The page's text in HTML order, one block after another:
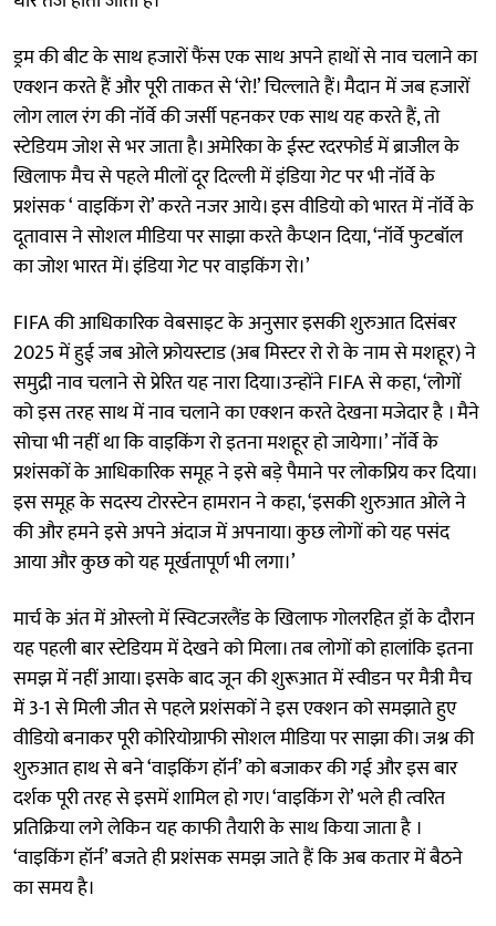
ड्रम की बीट के साथ हजारों फैंस एक साथ अपने हाथों से नाव चलाने का
एक्शन करते हैं और पूरी ताकत से ‘रो!’ चिल्लाते हैं। मैदान में जब हजारों
लोग लाल रंग की नॉर्वे की जर्सी पहनकर एक साथ यह करते हैं, तो
स्टेडियम जोश से भर जाता है। अमेरिका के ईस्ट रदरफोर्ड में ब्राजील के
खिलाफ मैच से पहले मीलों दूर दिल्ली में इंडिया गेट पर भी नॉर्वे के
प्रशंसक ‘ वाइकिंग रो’ करते नजर आये। इस वीडियो को भारत में नॉर्वे के
दूतावास ने सोशल मीडिया पर साझा करते कैप्शन दिया, ‘नॉर्वे फुटबॉल
का जोश भारत में। इंडिया गेट पर वाइकिंग रो।’
FIFA की आधिकारिक वेबसाइट के अनुसार इसकी शुरुआत दिसंबर
2025 में हुई जब ओले फ्रोयस्टाड (अब मिस्टर रो रो के नाम से मशहूर) ने
समुद्री नाव चलाने से प्रेरित यह नारा दिया।उन्होंने FIFA से कहा, ‘लोगों
को इस तरह साथ में नाव चलाने का एक्शन करते देखना मजेदार है । मैने
सोचा भी नहीं था कि वाइकिंग रो इतना मशहूर हो जायेगा।’ नॉर्वे के
प्रशंसकों के आधिकारिक समूह ने इसे बड़े पैमाने पर लोकप्रिय कर दिया।
इस समूह के सदस्य टोरस्टेन हामरान ने कहा, ‘इसकी शुरुआत ओले ने
की और हमने इसे अपने अंदाज में अपनाया। कुछ लोगों को यह पसंद
आया और कुछ को यह मूर्खतापूर्ण भी लगा।’
मार्च के अंत में ओस्लो में स्विटजरलैंड के खिलाफ गोलरहित ड्रॉ के दौरान
यह पहली बार स्टेडियम में देखने को मिला। तब लोगों को हालांकि इतना
समझ में नहीं आया। इसके बाद जून की शुरूआत में स्वीडन पर मैत्री मैच
में 3-1 से मिली जीत से पहले प्रशंसकों ने इस एक्शन को समझाते हुए
वीडियो बनाकर पूरी कोरियोग्राफी सोशल मीडिया पर साझा की। जश्न की
शुरुआत हाथ से बने ‘वाइकिंग हॉर्न’ को बजाकर की गई और इस बार
दर्शक पूरी तरह से इसमें शामिल हो गए। ‘वाइकिंग रो’ भले ही त्वरित
प्रतिक्रिया लगे लेकिन यह काफी तैयारी के साथ किया जाता है ।
‘वाइकिंग हॉर्न’ बजते ही प्रशंसक समझ जाते हैं कि अब कतार में बैठने
का समय है।